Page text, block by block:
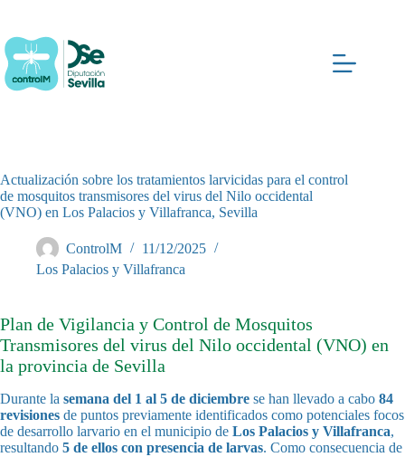
contenido
Actualización sobre los tratamientos larvicidas para el control
de mosquitos transmisores del virus del Nilo occidental
(VNO) en Los Palacios y Villafranca, Sevilla
ControlM
11/12/2025
Los Palacios y Villafranca
Plan de Vigilancia y Control de Mosquitos
Transmisores del virus del Nilo occidental (VNO) en
la provincia de Sevilla
Durante la semana del 1 al 5 de diciembre se han llevado a cabo 84
revisiones de puntos previamente identificados como potenciales focos
de desarrollo larvario en el municipio de Los Palacios y Villafranca,
resultando 5 de ellos con presencia de larvas. Como consecuencia de